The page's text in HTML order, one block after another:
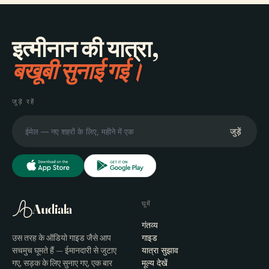
इत्मीनान की यात्रा,
बखूबी सुनाई गई।
जुड़े रहें
जुड़ें
Audiala
उस तरह के ऑडियो गाइड जैसे आप
सचमुच घूमते हैं — ईमानदारी से जुटाए
गए, सड़क के लिए सुनाए गए, एक बार
घूमें
गंतव्य
गाइड
यात्रा सुझाव
मूल्य देखें